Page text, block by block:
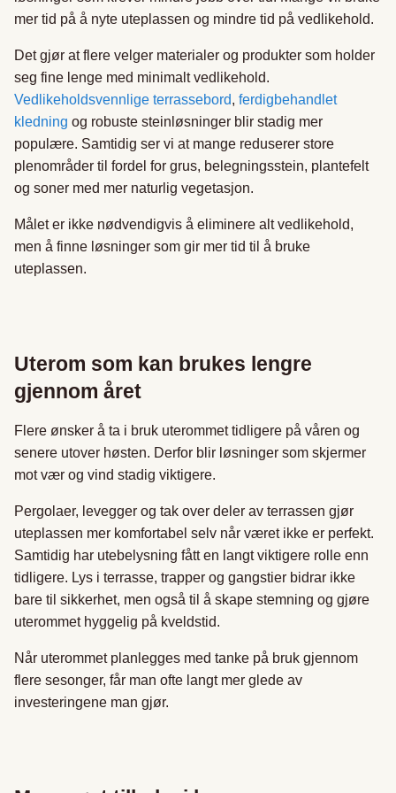
mer tid på å nyte uteplassen og mindre tid på vedlikehold.
Det gjør at flere velger materialer og produkter som holder
seg fine lenge med minimalt vedlikehold.
Vedlikeholdsvennlige terrassebord, ferdigbehandlet
kledning og robuste steinløsninger blir stadig mer
populære. Samtidig ser vi at mange reduserer store
plenområder til fordel for grus, belegningsstein, plantefelt
og soner med mer naturlig vegetasjon.
Målet er ikke nødvendigvis å eliminere alt vedlikehold,
men å finne løsninger som gir mer tid til å bruke
uteplassen.
Uterom som kan brukes lengre
gjennom året
Flere ønsker å ta i bruk uterommet tidligere på våren og
senere utover høsten. Derfor blir løsninger som skjermer
mot vær og vind stadig viktigere.
Pergolaer, levegger og tak over deler av terrassen gjør
uteplassen mer komfortabel selv når været ikke er perfekt.
Samtidig har utebelysning fått en langt viktigere rolle enn
tidligere. Lys i terrasse, trapper og gangstier bidrar ikke
bare til sikkerhet, men også til å skape stemning og gjøre
uterommet hyggelig på kveldstid.
Når uterommet planlegges med tanke på bruk gjennom
flere sesonger, får man ofte langt mer glede av
investeringene man gjør.